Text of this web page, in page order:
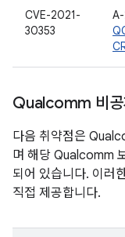
CVE-2021-
30353
Qualcomm 비공
다음 취약점은
며 해당 Qualcomm
되어 있습니다. 이러
직접 제공합니다.